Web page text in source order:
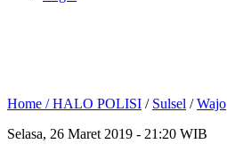
Home /HALO POLISI / Sulsel /Wajo
Selasa, 26 Maret 2019 - 21:20 WIB